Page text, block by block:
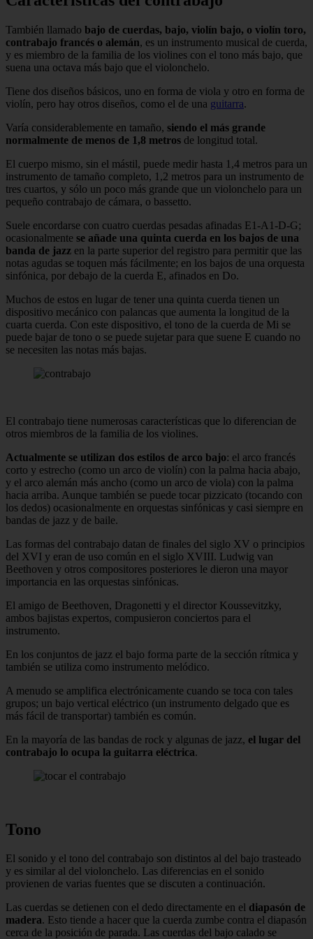
También llamado bajo de cuerdas, bajo, violín bajo, o violín toro,
contrabajo francés o alemán, es un instrumento musical de cuerda,
y es miembro de la familia de los violines con el tono más bajo, que
suena una octava más bajo que el violonchelo.
Tiene dos diseños básicos, uno en forma de viola y otro en forma de
violín, pero hay otros diseños, como el de una guitarra.
Varía considerablemente en tamaño, siendo el más grande
normalmente de menos de 1,8 metros de longitud total.
El cuerpo mismo, sin el mástil, puede medir hasta 1,4 metros para un
instrumento de tamaño completo, 1,2 metros para un instrumento de
tres cuartos, y sólo un poco más grande que un violonchelo para un
pequeño contrabajo de cámara, o bassetto.
Suele encordarse con cuatro cuerdas pesadas afinadas E1-A1-D-G;
ocasionalmente se añade una quinta cuerda en los bajos de una
banda de jazz en la parte superior del registro para permitir que las
notas agudas se toquen más fácilmente; en los bajos de una orquesta
sinfónica, por debajo de la cuerda E, afinados en Do.
Muchos de estos en lugar de tener una quinta cuerda tienen un
dispositivo mecánico con palancas que aumenta la longitud de la
cuarta cuerda. Con este dispositivo, el tono de la cuerda de Mi se
puede bajar de tono o se puede sujetar para que suene E cuando no
se necesiten las notas más bajas.
El contrabajo tiene numerosas características que lo diferencian de
otros miembros de la familia de los violines.
Actualmente se utilizan dos estilos de arco bajo: el arco francés
corto y estrecho (como un arco de violín) con la palma hacia abajo,
y el arco alemán más ancho (como un arco de viola) con la palma
hacia arriba. Aunque también se puede tocar pizzicato (tocando con
los dedos) ocasionalmente en orquestas sinfónicas y casi siempre en
bandas de jazz y de baile.
Las formas del contrabajo datan de finales del siglo XV o principios
del XVI y eran de uso común en el siglo XVIII. Ludwig van
Beethoven y otros compositores posteriores le dieron una mayor
importancia en las orquestas sinfónicas.
El amigo de Beethoven, Dragonetti y el director Koussevitzky,
ambos bajistas expertos, compusieron conciertos para el
instrumento.
En los conjuntos de jazz el bajo forma parte de la sección rítmica y
también se utiliza como instrumento melódico.
A menudo se amplifica electrónicamente cuando se toca con tales
grupos; un bajo vertical eléctrico (un instrumento delgado que es
más fácil de transportar) también es común.
En la mayoría de las bandas de rock y algunas de jazz, el lugar del
contrabajo lo ocupa la guitarra eléctrica.
Tono
El sonido y el tono del contrabajo son distintos al del bajo trasteado
y es similar al del violonchelo. Las diferencias en el sonido
provienen de varias fuentes que se discuten a continuación.
Las cuerdas se detienen con el dedo directamente en el diapasón de
madera. Esto tiende a hacer que la cuerda zumbe contra el diapasón
cerca de la posición de parada. Las cuerdas del bajo calado se